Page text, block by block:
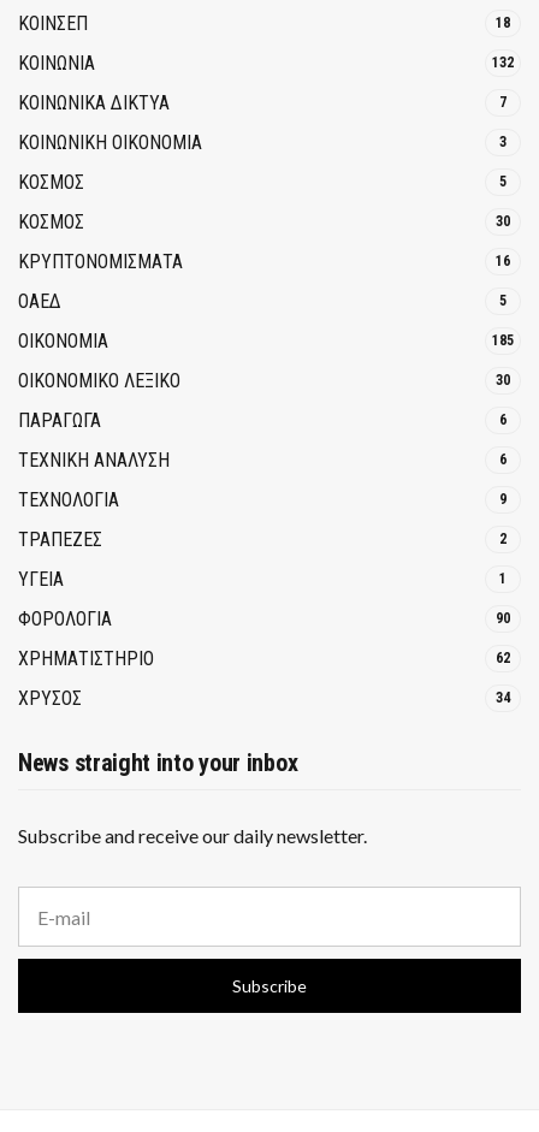
ΚΟΙΝΣΕΠ 18
ΚΟΙΝΩΝΙΑ 132
ΚΟΙΝΩΝΙΚΆ ΔΊΚΤΥΑ 7
ΚΟΙΝΩΝΙΚΉ ΟΙΚΟΝΟΜΊΑ 3
ΚΟΣΜΟΣ 5
ΚΟΣΜΟΣ 30
ΚΡΥΠΤΟΝΟΜΊΣΜΑΤΑ 16
ΟΑΕΔ 5
ΟΙΚΟΝΟΜΙΑ 185
ΟΙΚΟΝΟΜΙΚΟ ΛΕΞΙΚΟ 30
ΠΑΡΑΓΩΓΑ 6
ΤΕΧΝΙΚΗ ΑΝΑΛΥΣΗ 6
ΤΕΧΝΟΛΟΓΙΑ 9
ΤΡΆΠΕΖΕΣ 2
ΥΓΕΙΑ 1
ΦΟΡΟΛΟΓΙΑ 90
ΧΡΗΜΑΤΙΣΤΗΡΙΟ 62
ΧΡΥΣΟΣ 34
News straight into your inbox
Subscribe and receive our daily newsletter.
a
i
a
Subscribe